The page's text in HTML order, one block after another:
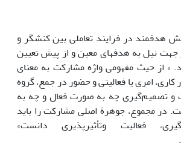
هدفمند در فرایند تعاملی بین کنشگر و
جهت نیل به هدف‏های معین و از پیش تعیین
» از حیث مفهومی واژه مشارکت به معنای
امری یا فعالیتی و حضور در جمع، گروه
تصمیم‌گیری چه به صورت فعال و چه به
در مجموع، جوهرة اصلی مشارکت را باید
فعالیت وتأثیرپذیری دانست»